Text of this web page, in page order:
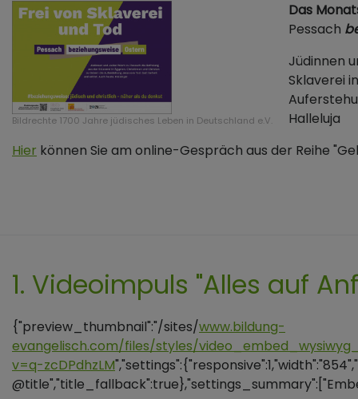
Bildrechte 1700 Jahre jüdisches Leben in Deutschland e.V.
Das
Pessach
Jüdinnen
Sklaverei
Halleluja
Hier können Sie am online-Gespräch aus der Reihe
1. Videoimpuls "Alles auf
{"preview_thumbnail":"/sites/www.bildung-
evangelisch.com/files/styles/
v=q-zcDPdhzLM